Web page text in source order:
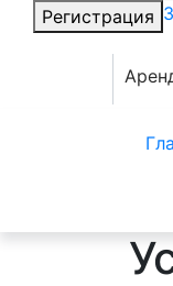
Регистрация